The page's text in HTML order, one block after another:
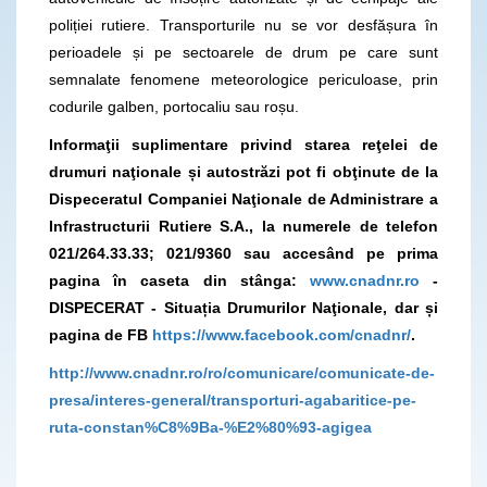
poliției rutiere. Transporturile nu se vor desfășura în
perioadele și pe sectoarele de drum pe care sunt
semnalate fenomene meteorologice periculoase, prin
codurile galben, portocaliu sau roșu.
Informaţii suplimentare privind starea reţelei de
drumuri naţionale și autostrăzi pot fi obţinute de la
Dispeceratul Companiei Naţionale de Administrare a
Infrastructurii Rutiere S.A., la numerele de telefon
021/264.33.33; 021/9360 sau accesând pe prima
pagina în caseta din stânga: www.cnadnr.ro -
DISPECERAT - Situația Drumurilor Naţionale, dar și
pagina de FB https://www.facebook.com/cnadnr/.
http://www.cnadnr.ro/ro/comunicare/comunicate-de-
presa/interes-general/transporturi-agabaritice-pe-
ruta-constan%C8%9Ba-%E2%80%93-agigea